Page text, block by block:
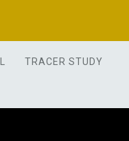
TRACER STUDY